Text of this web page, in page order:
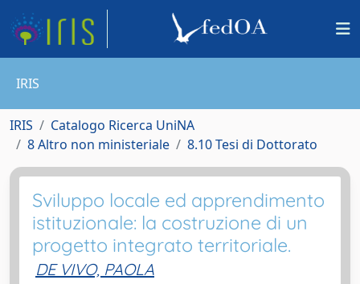
IRIS
IRIS
Catalogo Ricerca UniNA
8 Altro non ministeriale
8.10 Tesi di Dottorato
Sviluppo locale ed apprendimento
istituzionale: la costruzione di un
progetto integrato territoriale.
DE VIVO, PAOLA